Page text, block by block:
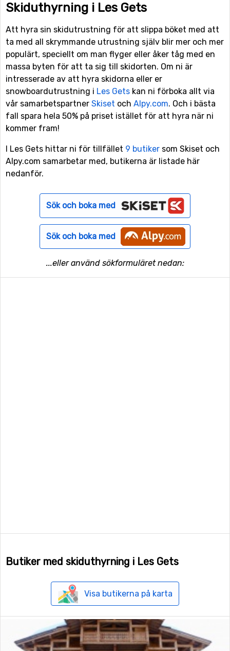
Skiduthyrning i Les Gets
Att hyra sin skidutrustning för att slippa böket med att
ta med all skrymmande utrustning själv blir mer och mer
populärt, speciellt om man flyger eller åker tåg med en
massa byten för att ta sig till skidorten. Om ni är
intresserade av att hyra skidorna eller er
snowboardutrustning i Les Gets kan ni förboka allt via
vår samarbetspartner Skiset och Alpy.com. Och i bästa
fall spara hela 50% på priset istället för att hyra när ni
kommer fram!
I Les Gets hittar ni för tillfället 9 butiker som Skiset och
Alpy.com samarbetar med, butikerna är listade här
nedanför.
Sök och boka med
Sök och boka med
...eller använd sökformuläret nedan:
Butiker med skiduthyrning i Les Gets
Visa butikerna på karta